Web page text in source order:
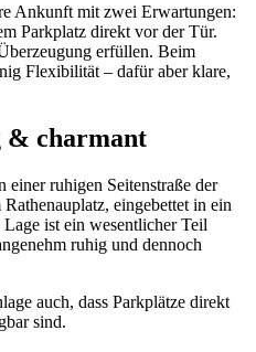
Ankunft mit zwei Erwartungen:
Parkplatz direkt vor der Tür.
erfüllen. Beim
Flexibilität – dafür aber klare,
& charmant
einer ruhigen Seitenstraße der
eingebettet in ein
ist ein wesentlicher Teil
ruhig und dennoch
auch, dass Parkplätze direkt
sind.